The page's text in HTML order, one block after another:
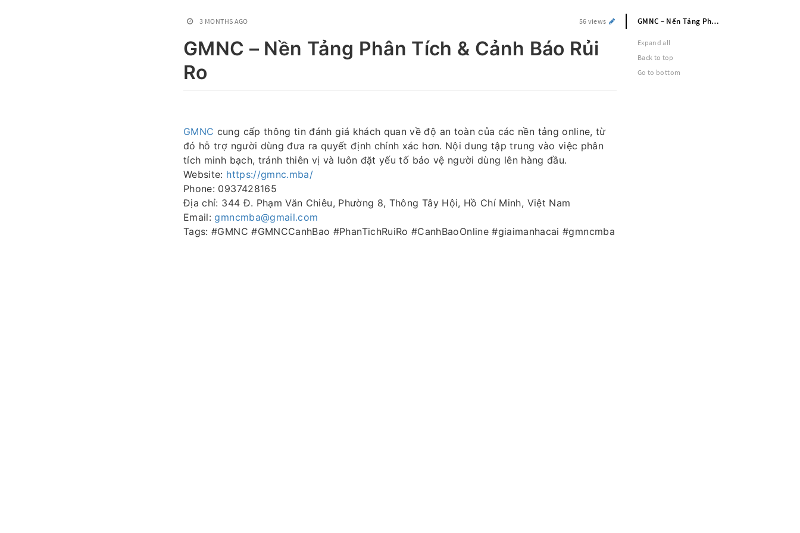
3 MONTHS AGO 56 views
GMNC – Nền Tảng Phân Tích & Cảnh Báo Rủi
Ro
GMNC cung cấp thông tin đánh giá khách quan về độ an toàn của các nền tảng online, từ
đó hỗ trợ người dùng đưa ra quyết định chính xác hơn. Nội dung tập trung vào việc phân
tích minh bạch, tránh thiên vị và luôn đặt yếu tố bảo vệ người dùng lên hàng đầu.
Website: https://gmnc.mba/
Phone: 0937428165
Địa chỉ: 344 Đ. Phạm Văn Chiêu, Phường 8, Thông Tây Hội, Hồ Chí Minh, Việt Nam
Email:gmncmba@gmail.com
Tags: #GMNC #GMNCCanhBao #PhanTichRuiRo #CanhBaoOnline #giaimanhacai #gmncmba
GMNC – Nền Tảng Phân Tích & Cảnh Báo Rủi Ro
Expand all
Back to top
Go to bottom